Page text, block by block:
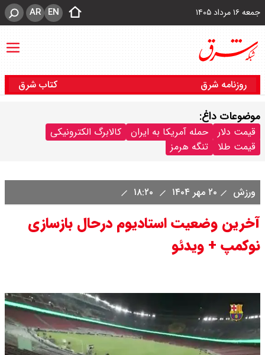
جمعه ۱۶ مرداد ۱۴۰۵ EN
AR
روزنامه شرق کتاب شرق
موضوعات داغ:
قیمت دلار حمله آمریکا به ایران
کالابرگ الکترونیکی
قیمت طلا
تنگه هرمز
ورزش ۲۰ مهر ۱۴۰۴
آخرین وضعیت استادیوم درحال بازسازی
نوکمپ + ویدئو